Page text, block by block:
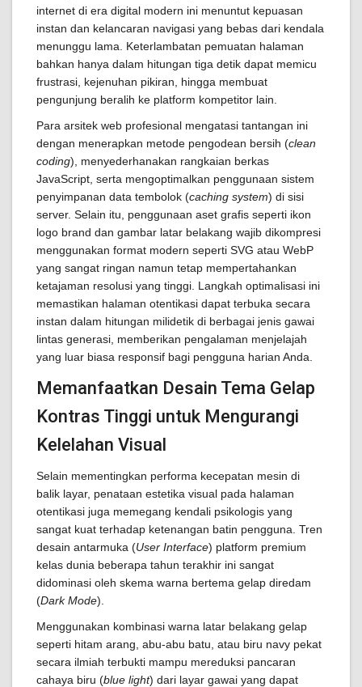
internet di era digital modern ini menuntut kepuasan
instan dan kelancaran navigasi yang bebas dari kendala
menunggu lama. Keterlambatan pemuatan halaman
bahkan hanya dalam hitungan tiga detik dapat memicu
frustrasi, kejenuhan pikiran, hingga membuat
pengunjung beralih ke platform kompetitor lain.
Para arsitek web profesional mengatasi tantangan ini
dengan menerapkan metode pengodean bersih (clean
coding), menyederhanakan rangkaian berkas
JavaScript, serta mengoptimalkan penggunaan sistem
penyimpanan data tembolok (caching system) di sisi
server. Selain itu, penggunaan aset grafis seperti ikon
logo brand dan gambar latar belakang wajib dikompresi
menggunakan format modern seperti SVG atau WebP
yang sangat ringan namun tetap mempertahankan
ketajaman resolusi yang tinggi. Langkah optimalisasi ini
memastikan halaman otentikasi dapat terbuka secara
instan dalam hitungan milidetik di berbagai jenis gawai
lintas generasi, memberikan pengalaman menjelajah
yang luar biasa responsif bagi pengguna harian Anda.
Memanfaatkan Desain Tema Gelap
Kontras Tinggi untuk Mengurangi
Kelelahan Visual
Selain mementingkan performa kecepatan mesin di
balik layar, penataan estetika visual pada halaman
otentikasi juga memegang kendali psikologis yang
sangat kuat terhadap ketenangan batin pengguna. Tren
desain antarmuka (User Interface) platform premium
kelas dunia beberapa tahun terakhir ini sangat
didominasi oleh skema warna bertema gelap diredam
(Dark Mode).
Menggunakan kombinasi warna latar belakang gelap
seperti hitam arang, abu-abu batu, atau biru navy pekat
secara ilmiah terbukti mampu mereduksi pancaran
cahaya biru (blue light) dari layar gawai yang dapat